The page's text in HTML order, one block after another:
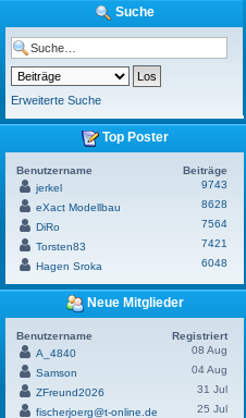
Suche
Erweiterte Suche
Top Poster
Benutzername
Beiträge
jerkel
9743
eXact Modellbau
8628
DiRo
7564
Torsten83
7421
Hagen Sroka
6048
Neue Mitglieder
Benutzername
Registriert
A_4840
08 Aug
Samson
04 Aug
ZFreund2026
31 Jul
fischerjoerg@t-online.de
25 Jul